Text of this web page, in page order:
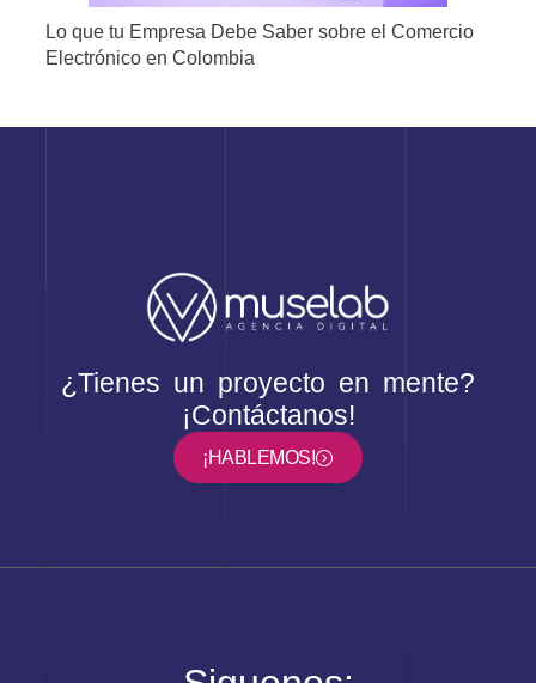
Lo que tu Empresa Debe Saber sobre el Comercio
Electrónico en Colombia
¿Tienes un proyecto en mente?
¡Contáctanos!
¡HABLEMOS!